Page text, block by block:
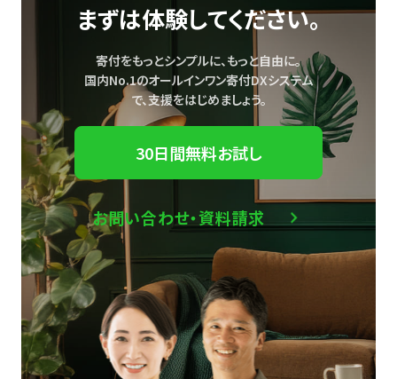
まずは体験してください。
寄付をもっとシンプルに、もっと自由に。
国内No.1のオールインワン寄付DXシステム
で、支援をはじめましょう。
30日間無料お試し
お問い合わせ・資料請求